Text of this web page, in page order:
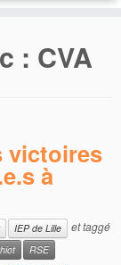
sommes-nous ?
: CVA
victoires
à
IEP de Lille
et taggé
RSE